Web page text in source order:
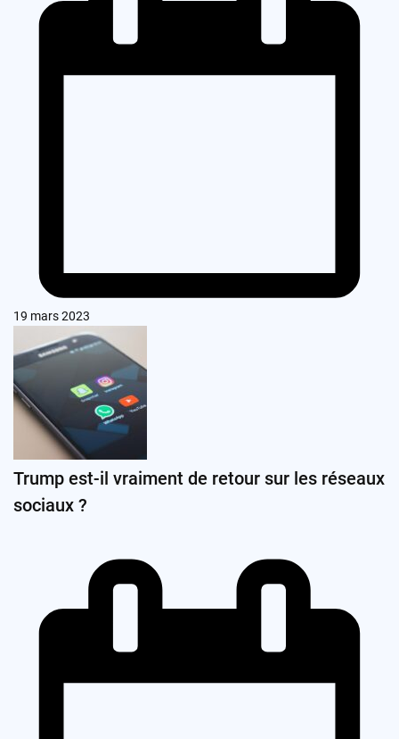
19 mars 2023
Trump est-il vraiment de retour sur les réseaux
sociaux ?